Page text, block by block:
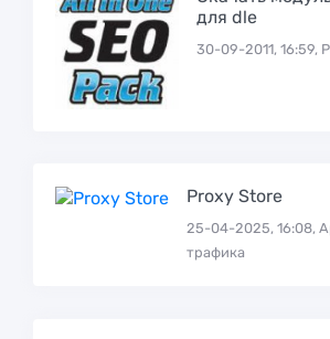
для dle
30-09-2011, 16:59,
Proxy Store
25-04-2025, 16:08,
трафика